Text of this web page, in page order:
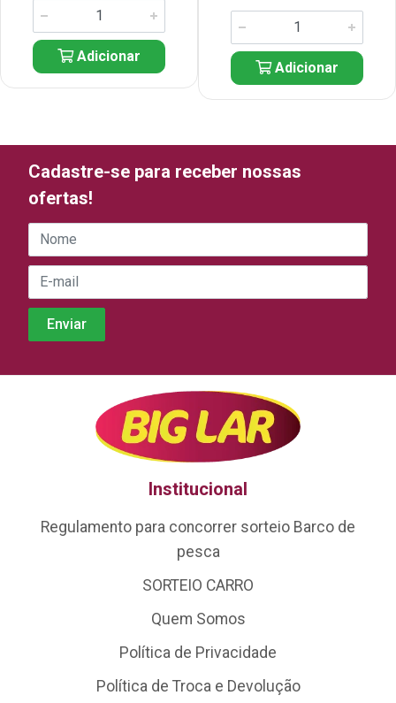
Adicionar
Adicionar
Cadastre-se para receber nossas
ofertas!
Institucional
Regulamento para concorrer sorteio Barco de
pesca
SORTEIO CARRO
Quem Somos
Política de Privacidade
Política de Troca e Devolução